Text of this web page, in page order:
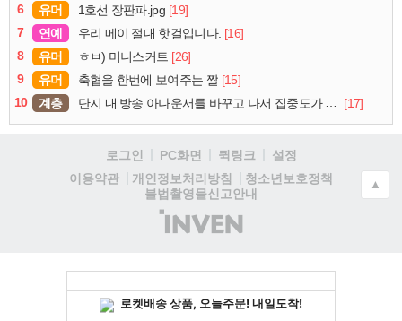
6
유머 1호선 장판파.jpg [19]
7
연예 우리 메이 절대 핫걸입니다. [16]
8
유머 ㅎㅂ) 미니스커트 [26]
9
유머 축협을 한번에 보여주는 짤 [15]
10
계층 단지 내 방송 아나운서를 바꾸고 나서 집중도가 확 올라갔다는 한 아파트의 안내방송 [17]
로그인 PC화면 퀵링크
설정
이용약관
개인정보처리방침
청소년보호정책
불법촬영물신고안내
(주)
인
▲